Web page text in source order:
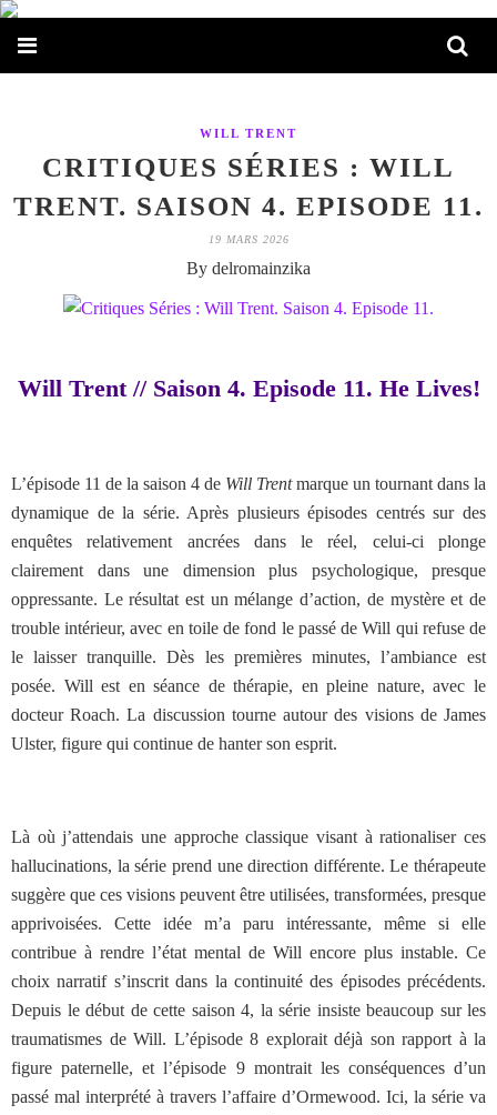
WILL TRENT
CRITIQUES SÉRIES : WILL
TRENT. SAISON 4. EPISODE 11.
19 MARS 2026
By delromainzika
Will Trent // Saison 4. Episode 11. He Lives!
L’épisode 11 de la saison 4 de Will Trentmarque un tournant dans la
dynamique de la série. Après plusieurs épisodes centrés sur des
enquêtes relativement ancrées dans le réel, celui-ci plonge
clairement dans une dimension plus psychologique, presque
oppressante. Le résultat est un mélange d’action, de mystère et de
trouble intérieur, avec en toile de fond le passé de Will qui refuse de
le laisser tranquille. Dès les premières minutes, l’ambiance est
posée. Will est en séance de thérapie, en pleine nature, avec le
docteur Roach. La discussion tourne autour des visions de James
Ulster, figure qui continue de hanter son esprit.
Là où j’attendais une approche classique visant à rationaliser ces
hallucinations, la série prend une direction différente. Le thérapeute
suggère que ces visions peuvent être utilisées, transformées, presque
apprivoisées. Cette idée m’a paru intéressante, même si elle
contribue à rendre l’état mental de Will encore plus instable. Ce
choix narratif s’inscrit dans la continuité des épisodes précédents.
Depuis le début de cette saison 4, la série insiste beaucoup sur les
traumatismes de Will. L’épisode 8 explorait déjà son rapport à la
figure paternelle, et l’épisode 9 montrait les conséquences d’un
passé mal interprété à travers l’affaire d’Ormewood. Ici, la série va